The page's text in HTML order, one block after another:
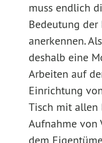
muss endlich
Bedeutung der
anerkennen.
deshalb eine
Arbeiten auf
Einrichtung
Tisch mit
Aufnahme von
dem